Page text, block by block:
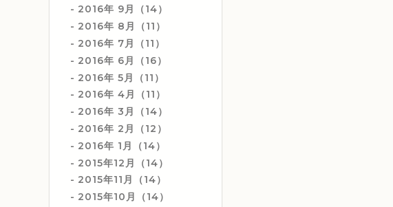
2016年 9月（14）
2016年 8月（11）
2016年 7月（11）
2016年 6月（16）
2016年 5月（11）
2016年 4月（11）
2016年 3月（14）
2016年 2月（12）
2016年 1月（14）
2015年12月（14）
2015年11月（14）
2015年10月（14）